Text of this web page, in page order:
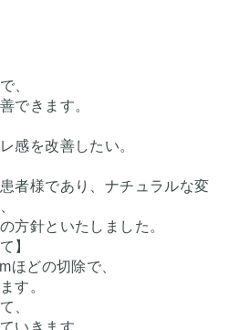
、
できます。
感を改善したい。
者様であり、ナチュラルな変
方針といたしました。
】
ほどの切除で、
す。
、